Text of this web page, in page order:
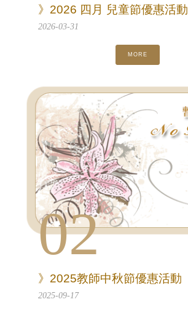
》2026 四月 兒童節優惠活動
2026-03-31
MORE
02
》2025教師中秋節優惠活動
2025-09-17